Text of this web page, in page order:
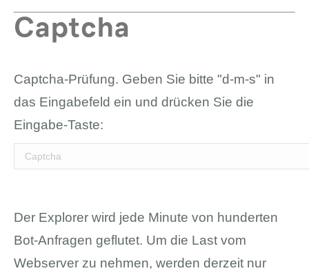
Captcha
Captcha-Prüfung. Geben Sie bitte "d-m-s" in
das Eingabefeld ein und drücken Sie die
Eingabe-Taste:
Der Explorer wird jede Minute von hunderten
Bot-Anfragen geflutet. Um die Last vom
Webserver zu nehmen, werden derzeit nur